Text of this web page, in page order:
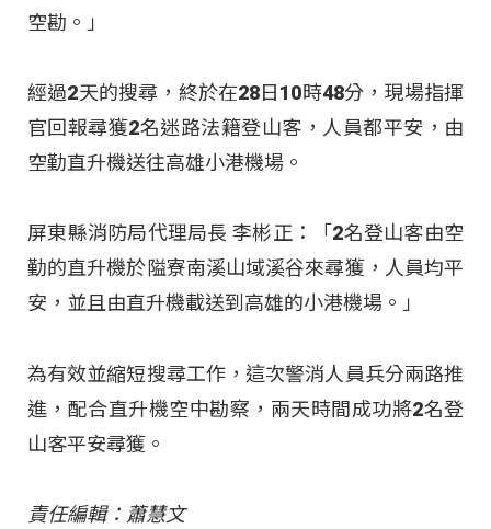
空勘。」
經過2天的搜尋，終於在28日10時48分，現場指揮
官回報尋獲2名迷路法籍登山客，人員都平安，由
空勤直升機送往高雄小港機場。
屏東縣消防局代理局長 李彬正：「2名登山客由空
勤的直升機於隘寮南溪山域溪谷來尋獲，人員均平
安，並且由直升機載送到高雄的小港機場。」
為有效並縮短搜尋工作，這次警消人員兵分兩路推
進，配合直升機空中勘察，兩天時間成功將2名登
山客平安尋獲。
責任編輯：蕭慧文